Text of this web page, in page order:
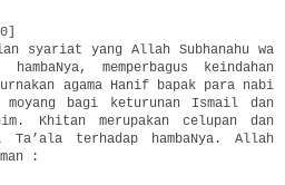
syariat yang Allah Subhanahu wa
memperbagus keindahan
agama Hanif bapak para nabi
bagi keturunan Ismail dan
Khitan merupakan celupan dan
Ta’ala terhadap hambaNya. Allah
: